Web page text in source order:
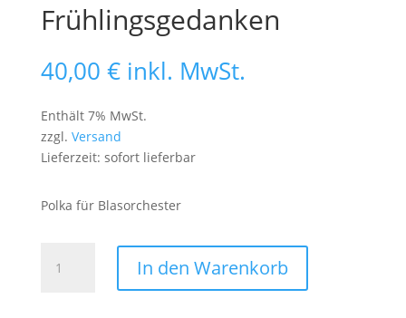
Frühlingsgedanken
40,00 € inkl. MwSt.
Enthält 7% MwSt.
zzgl. Versand
Lieferzeit: sofort lieferbar
Polka für Blasorchester
Frühlingsgedanken
Menge
In den Warenkorb